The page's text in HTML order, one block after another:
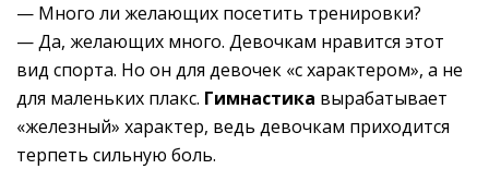
— Много ли желающих посетить тренировки?
— Да, желающих много. Девочкам нравится этот
вид спорта. Но он для девочек «с характером», а не
для маленьких плакс. Гимнастика вырабатывает
«железный» характер, ведь девочкам приходится
терпеть сильную боль.